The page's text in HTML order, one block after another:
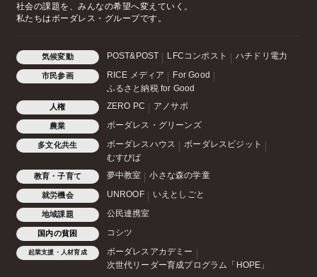
社会の課題を、みんなの希望へ変えていく。
私たちはボーダレス・グループです。
気候変動 POST&POST LFCコンポスト ハチドリ電力
市民参画 RICE メディア
For Good
ふるさと納税 for Good
人権 ZERO PC アノサポ
農業 ボーダレス・グリーンズ
多文化共生 ボーダレスハウス
ボーダレスビジット
むすびば
教育・子育て 夢中教室 小さな森の学童
就労機会 UNROOF いえとしごと
地域課題 公民連携室
国内の貧困 コシツ
起業支援・人材育成
ボーダレスアカデミー
次世代リーダー育成プログラム「HOPE」